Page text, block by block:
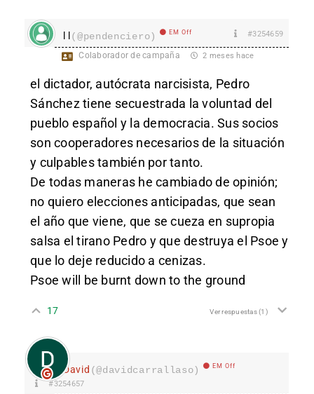
l l(@pendenciero) EM Off #3254659
Colaborador de campaña 2 meses hace
el dictador, autócrata narcisista, Pedro
Sánchez tiene secuestrada la voluntad del
pueblo español y la democracia. Sus socios
son cooperadores necesarios de la situación
y culpables también por tanto.
De todas maneras he cambiado de opinión;
no quiero elecciones anticipadas, que sean
el año que viene, que se cueza en supropia
salsa el tirano Pedro y que destruya el Psoe y
que lo deje reducido a cenizas.
Psoe will be burnt down to the ground
17 Ver respuestas(1)
David (@davidcarrallaso) EM Off
#3254657